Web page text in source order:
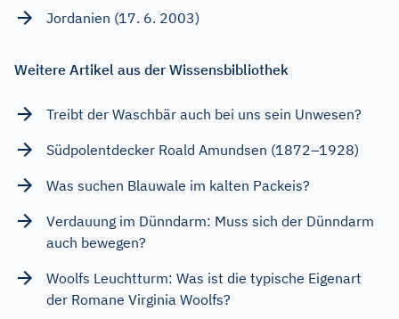
Jordanien (17. 6. 2003)
Weitere Artikel aus der Wissensbibliothek
Treibt der Waschbär auch bei uns sein Unwesen?
Südpolentdecker Roald Amundsen (1872–1928)
Was suchen Blauwale im kalten Packeis?
Verdauung im Dünndarm: Muss sich der Dünndarm
auch bewegen?
Woolfs Leuchtturm: Was ist die typische Eigenart
der Romane Virginia Woolfs?